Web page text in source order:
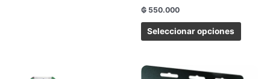
₲ 550.000
Seleccionar opciones